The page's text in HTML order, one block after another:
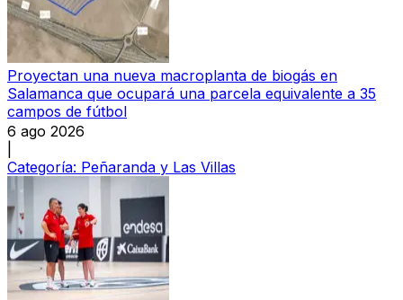
Proyectan una nueva macroplanta de biogás en
Salamanca que ocupará una parcela equivalente a 35
campos de fútbol
6 ago 2026
Categoría: Peñaranda y Las Villas